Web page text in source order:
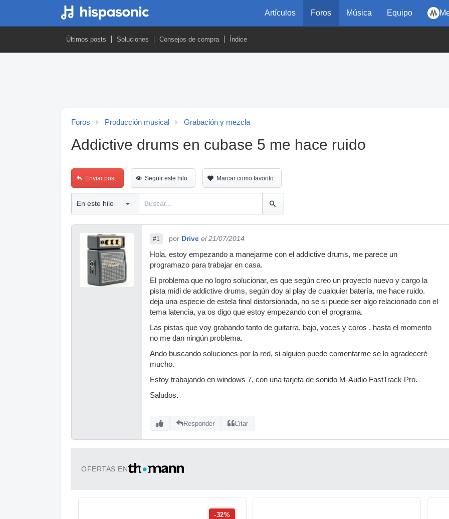
Artículos Foros Música Equipo
Últimos posts Soluciones Consejos de compra Índice
Foros Producción musical Grabación y mezcla
Addictive drums en cubase 5 me hace ruido
Enviar post Seguir este hilo Marcar como favorito
#1 por Drive el 21/07/2014
Hola, estoy empezando a manejarme con el addictive drums, me parece un
programazo para trabajar en casa.
El problema que no logro solucionar, es que según creo un proyecto nuevo y cargo la
pista midi de addictive drums, según doy al play de cualquier batería, me hace ruido.
deja una especie de estela final distorsionada, no se si puede ser algo relacionado con el
tema latencia, ya os digo que estoy empezando con el programa.
Las pistas que voy grabando tanto de guitarra, bajo, voces y coros , hasta el momento
no me dan ningún problema.
Ando buscando soluciones por la red, si alguien puede comentarme se lo agradeceré
mucho.
Estoy trabajando en windows 7, con una tarjeta de sonido M-Audio FastTrack Pro.
Saludos.
Responder Citar
OFERTAS EN
-32%